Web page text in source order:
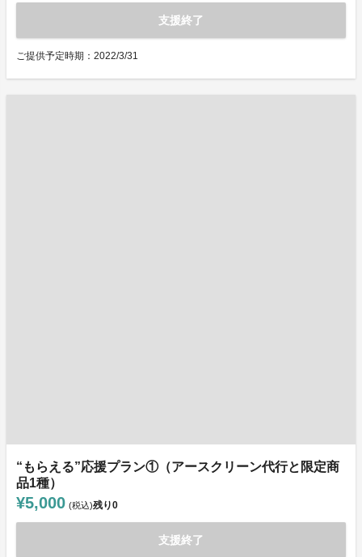
支援終了
ご提供予定時期：2022/3/31
“もらえる”応援プラン①（アースクリーン代行と限定商
品1種）
¥5,000 (税込)残り0
支援終了